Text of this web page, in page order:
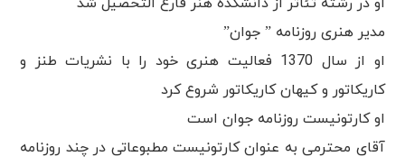
مدیر هنری روزنامه ” جوان”
او از سال 1370 فعالیت هنری خود را با نشریات طنز و
کاریکاتور و کیهان کاریکاتور شروع کرد
او کارتونیست روزنامه جوان است
آقای محترمی به عنوان کارتونیست مطبوعاتی در چند روزنامه